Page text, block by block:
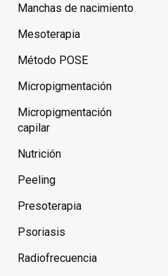
Manchas de nacimiento
Mesoterapia
Método POSE
Micropigmentación
Micropigmentación
capilar
Nutrición
Peeling
Presoterapia
Psoriasis
Radiofrecuencia